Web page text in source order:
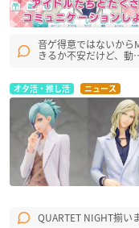
音ゲ得意ではないから
きるか不安だけど、
オタ活・推し活 ニュース
QUARTET NIGHT揃い